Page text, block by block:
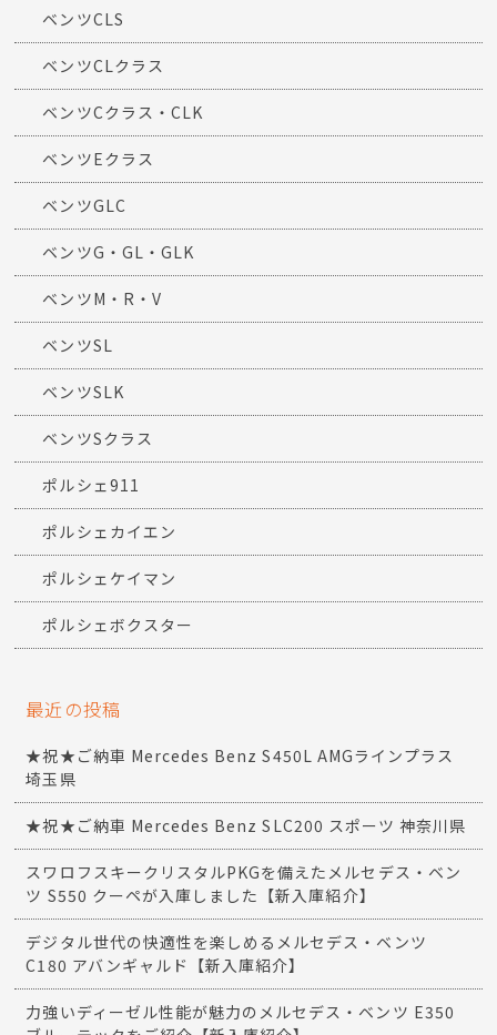
ベンツCLS
ベンツCLクラス
ベンツCクラス・CLK
ベンツEクラス
ベンツGLC
ベンツG・GL・GLK
ベンツM・R・V
ベンツSL
ベンツSLK
ベンツSクラス
ポルシェ911
ポルシェカイエン
ポルシェケイマン
ポルシェボクスター
最近の投稿
★祝★ご納車 Mercedes Benz S450L AMGラインプラス
埼玉県
★祝★ご納車 Mercedes Benz SLC200 スポーツ 神奈川県
スワロフスキークリスタルPKGを備えたメルセデス・ベン
ツ S550 クーペが入庫しました【新入庫紹介】
デジタル世代の快適性を楽しめるメルセデス・ベンツ
C180 アバンギャルド【新入庫紹介】
力強いディーゼル性能が魅力のメルセデス・ベンツ E350